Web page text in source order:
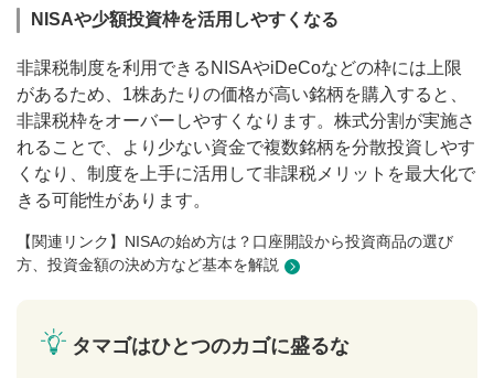
NISAや少額投資枠を活用しやすくなる
非課税制度を利用できるNISAやiDeCoなどの枠には上限
があるため、1株あたりの価格が高い銘柄を購入すると、
非課税枠をオーバーしやすくなります。株式分割が実施さ
れることで、より少ない資金で複数銘柄を分散投資しやす
くなり、制度を上手に活用して非課税メリットを最大化で
きる可能性があります。
【関連リンク】NISAの始め方は？口座開設から投資商品の選び
方、投資金額の決め方など基本を解説
タマゴはひとつのカゴに盛るな